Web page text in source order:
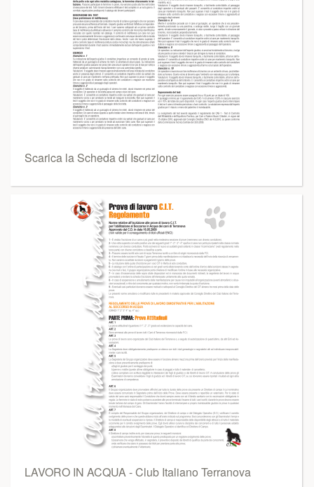
Scarica la Scheda di Iscrizione
LAVORO IN ACQUA - Club Italiano Terranova